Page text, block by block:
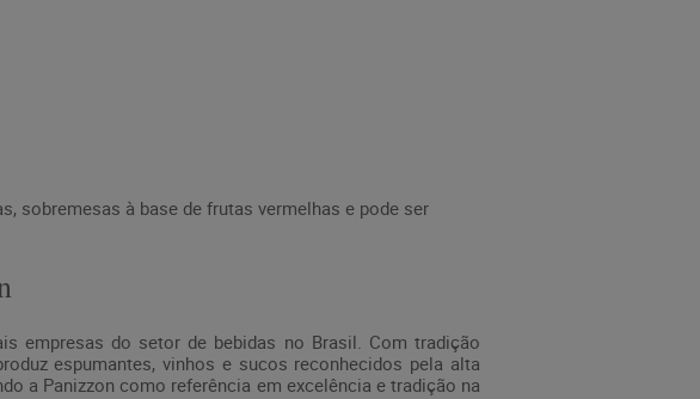
sobremesas à base de frutas vermelhas e pode ser
empresas do setor de bebidas no Brasil. Com tradição
espumantes, vinhos e sucos reconhecidos pela alta
a Panizzon como referência em excelência e tradição na